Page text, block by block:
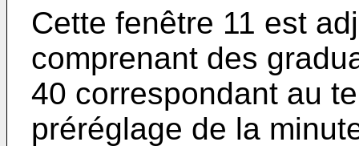
Cette fenêtre 11 est
comprenant des
40 correspondant au
préréglage de la